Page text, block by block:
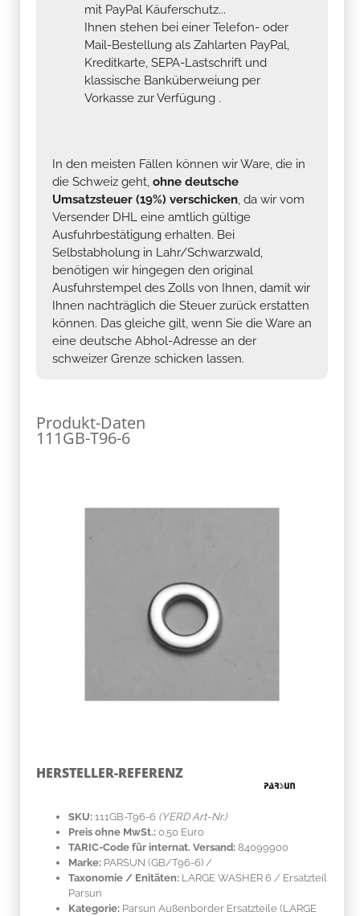
mit PayPal Käuferschutz...
Ihnen stehen bei einer Telefon- oder
Mail-Bestellung als Zahlarten PayPal,
Kreditkarte, SEPA-Lastschrift und
klassische Banküberweiung per
Vorkasse zur Verfügung .
In den meisten Fällen können wir Ware, die in
die Schweiz geht, ohne deutsche
Umsatzsteuer (19%) verschicken, da wir vom
Versender DHL eine amtlich gültige
Ausfuhrbestätigung erhalten. Bei
Selbstabholung in Lahr/Schwarzwald,
benötigen wir hingegen den original
Ausfuhrstempel des Zolls von Ihnen, damit wir
Ihnen nachträglich die Steuer zurück erstatten
können. Das gleiche gilt, wenn Sie die Ware an
eine deutsche Abhol-Adresse an der
schweizer Grenze schicken lassen.
Produkt-Daten
111GB-T96-6
HERSTELLER-REFERENZ
SKU: 111GB-T96-6 (YERD Art-Nr.)
Preis ohne MwSt.: 0.50 Euro
TARIC-Code für internat. Versand: 84099900
Marke: PARSUN (GB/T96-6) /
Taxonomie / Enitäten: LARGE WASHER 6 / Ersatzteil
Parsun
Kategorie: Parsun Außenborder Ersatzteile (LARGE